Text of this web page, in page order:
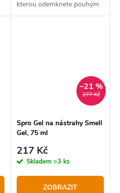
kterou odemknete pouhým
jedním stisknutím prstu.
277 Kč
–21 %
Spro Gel na nástrahy Smell
Gel, 75 ml
217 Kč
Skladem >3 ks
ZOBRAZIT